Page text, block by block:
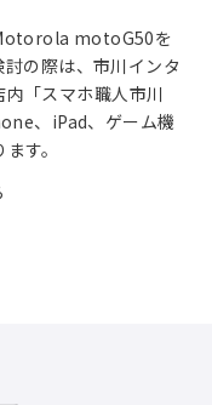
motoG50を
の際は、市川インタ
「スマホ職人市川
、iPad、ゲーム機
す。